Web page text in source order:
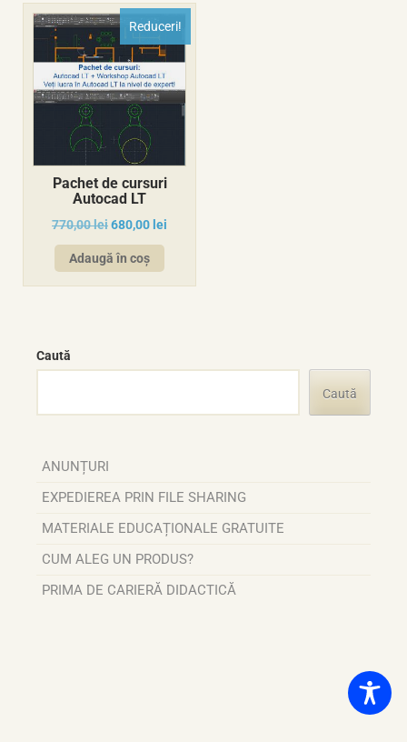
Reduceri!
Pachet de cursuri
Autocad LT
770,00lei680,00 lei
Adaugă în coș
Caută
Caută
ANUNȚURI
EXPEDIEREA PRIN FILE SHARING
MATERIALE EDUCAȚIONALE GRATUITE
CUM ALEG UN PRODUS?
PRIMA DE CARIERĂ DIDACTICĂ